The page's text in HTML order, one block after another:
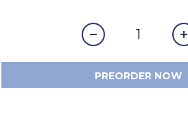
PREORDER NOW